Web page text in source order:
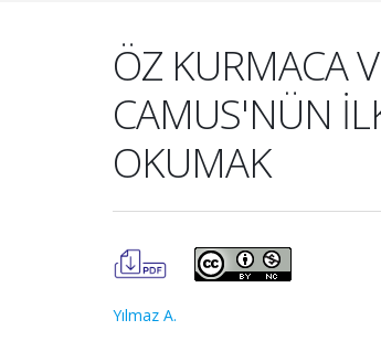
ÖZ KURMACA
CAMUS'NÜN
OKUMAK
Yılmaz A.